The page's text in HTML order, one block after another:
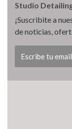
Studio
¡Suscribite a
de noticias,